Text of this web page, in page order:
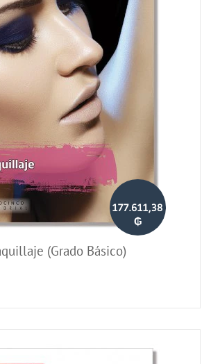
177.611,38
₲
(Grado Básico)